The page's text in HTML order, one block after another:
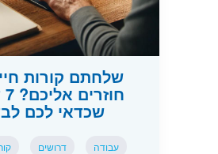
שלחתם קורות
שכדאי לכם
עבודה דרושים